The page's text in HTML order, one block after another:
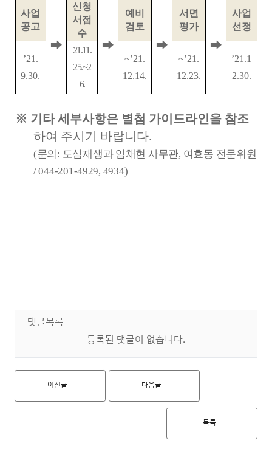
사업
공고
➡
신청
서접
수
➡
예비
검토
➡
서면
평가
➡
사업
선정
’21.
9.30.
21.11.
25.~2
6.
~’21.
12.14.
~’21.
12.23.
’21.1
2.30.
※ 기타 세부사항은 별첨 가이드라인을 참조
하여 주시기 바랍니다.
(문의 : 도심재생과 임채현 사무관, 여효동 전문위원
/ 044-201-4929, 4934)
댓글목록
등록된 댓글이 없습니다.
이전글 다음글
목록